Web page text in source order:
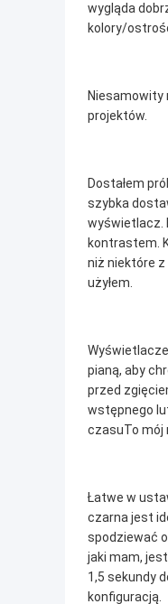
wygląda
kolory/
Niesamowity
projektów.
Dostałem
szybka
wyświetlacz.
kontrastem.
niż niektóre
użyłem.
pianą, aby
przed
wstępnego
czasuTo mój
Łatwe w
czarna jest
spodziewać
jaki mam,
1,5 sekundy
konfiguracją.